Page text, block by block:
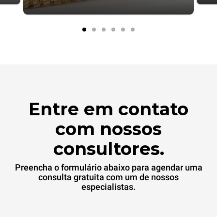
Entre em contato
com nossos
consultores.
Preencha o formulário abaixo para agendar uma
consulta gratuita com um de nossos
especialistas.